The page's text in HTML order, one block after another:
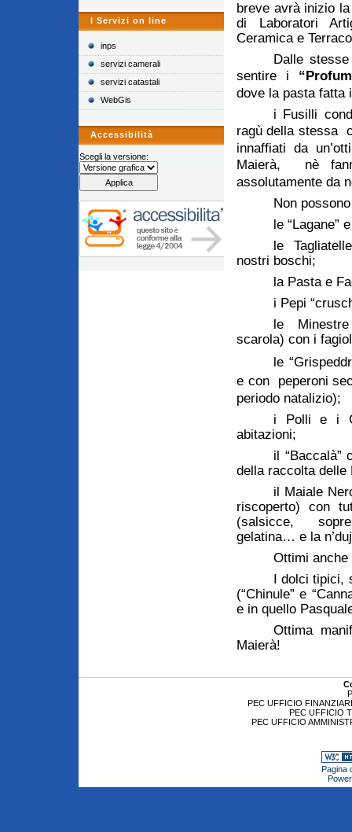
I Servizi on line
inps
servizi camerali
servizi catastali
WebGis
Accessibilità
Scegli la versione:
breve avrà inizio
di Laboratori
Ceramica e
Dalle
sentire i
dove la pasta fatta
i Fusilli
ragù della stessa
innaffiati da
Maierà,
nè
assolutamente da
Non
le “Lagane”
le
nostri boschi;
la Pasta e
i Pepi
le
scarola) con i
le
e con
peperoni
periodo natalizio);
i Polli e i
abitazioni;
il “Baccalà”
della raccolta delle
il Maiale
riscoperto) con
(salsicce,
gelatina… e la
Ottimi
I dolci
(“Chinule” e
e in quello
Ottima
Maierà!
PEC UFFICIO
PEC UFFICIO
PEC UFFICIO
Pagina